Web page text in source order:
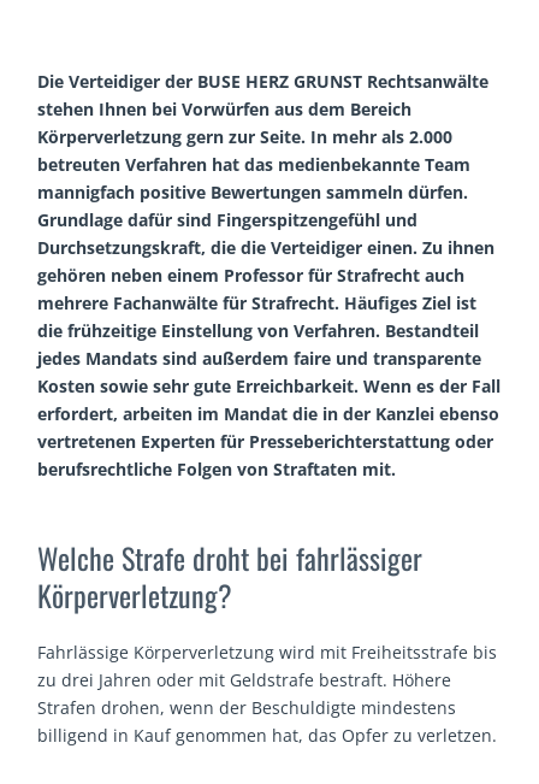
Die Verteidiger der BUSE HERZ GRUNST Rechtsanwälte
stehen Ihnen bei Vorwürfen aus dem Bereich
Körperverletzung gern zur Seite. In mehr als 2.000
betreuten Verfahren hat das medienbekannte Team
mannigfach positive Bewertungen sammeln dürfen.
Grundlage dafür sind Fingerspitzengefühl und
Durchsetzungskraft, die die Verteidiger einen. Zu ihnen
gehören neben einem Professor für Strafrecht auch
mehrere Fachanwälte für Strafrecht. Häufiges Ziel ist
die frühzeitige Einstellung von Verfahren. Bestandteil
jedes Mandats sind außerdem faire und transparente
Kosten sowie sehr gute Erreichbarkeit. Wenn es der Fall
erfordert, arbeiten im Mandat die in der Kanzlei ebenso
vertretenen Experten für Presseberichterstattung oder
berufsrechtliche Folgen von Straftaten mit.
Welche Strafe droht bei fahrlässiger
Körperverletzung?
Fahrlässige Körperverletzung wird mit Freiheitsstrafe bis
zu drei Jahren oder mit Geldstrafe bestraft. Höhere
Strafen drohen, wenn der Beschuldigte mindestens
billigend in Kauf genommen hat, das Opfer zu verletzen.